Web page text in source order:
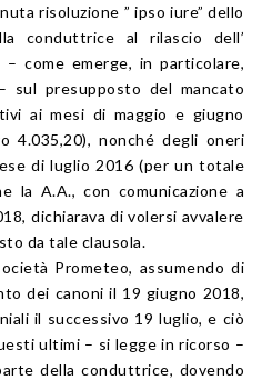
risoluzione ” ipso iure” dello
conduttrice al rilascio dell’
– come emerge, in particolare,
sul presupposto del mancato
ai mesi di maggio e giugno
4.035,20), nonché degli oneri
di luglio 2016 (per un totale
la A.A., con comunicazione a
dichiarava di volersi avvalere
da tale clausola.
Prometeo, assumendo di
dei canoni il 19 giugno 2018,
il successivo 19 luglio, e ciò
ultimi – si legge in ricorso –
della conduttrice, dovendo